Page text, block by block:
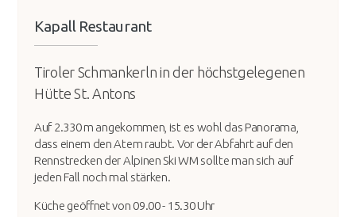
Kapall Restaurant
Tiroler Schmankerln in der höchstgelegenen
Hütte St. Antons
Auf 2.330 m angekommen, ist es wohl das Panorama,
dass einem den Atem raubt. Vor der Abfahrt auf den
Rennstrecken der Alpinen Ski WM sollte man sich auf
jeden Fall noch mal stärken.
Küche geöffnet von 09.00 - 15.30 Uhr